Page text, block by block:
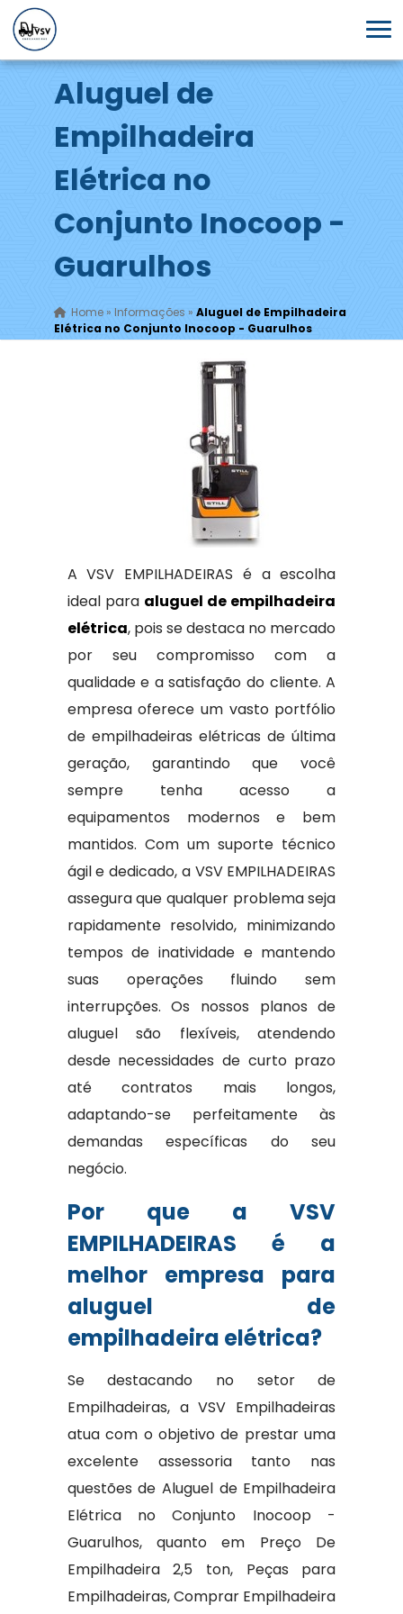
Aluguel de
Empilhadeira
Elétrica no
Conjunto Inocoop -
Guarulhos
Home» Informações » Aluguel de Empilhadeira
Elétrica no Conjunto Inocoop - Guarulhos
A VSV EMPILHADEIRAS é a escolha
ideal para aluguel de empilhadeira
elétrica, pois se destaca no mercado
por seu compromisso com a
qualidade e a satisfação do cliente. A
empresa oferece um vasto portfólio
de empilhadeiras elétricas de última
geração, garantindo que você
sempre tenha acesso a
equipamentos modernos e bem
mantidos. Com um suporte técnico
ágil e dedicado, a VSV EMPILHADEIRAS
assegura que qualquer problema seja
rapidamente resolvido, minimizando
tempos de inatividade e mantendo
suas operações fluindo sem
interrupções. Os nossos planos de
aluguel são flexíveis, atendendo
desde necessidades de curto prazo
até contratos mais longos,
adaptando-se perfeitamente às
demandas específicas do seu
negócio.
Por que a VSV
EMPILHADEIRAS é a
melhor empresa para
aluguel de
empilhadeira elétrica?
Se destacando no setor de
Empilhadeiras, a VSV Empilhadeiras
atua com o objetivo de prestar uma
excelente assessoria tanto nas
questões de Aluguel de Empilhadeira
Elétrica no Conjunto Inocoop -
Guarulhos, quanto em Preço De
Empilhadeira 2,5 ton, Peças para
Empilhadeiras, Comprar Empilhadeira